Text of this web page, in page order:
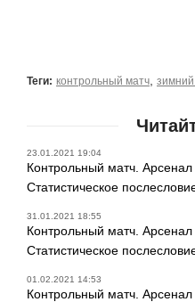
Теги: контрольный матч
23.01.2021 19:04
Контрольный матч.
Статистическое
31.01.2021 18:55
Контрольный матч. Арсенал
Статистическое
01.02.2021 14:53
Контрольный матч.